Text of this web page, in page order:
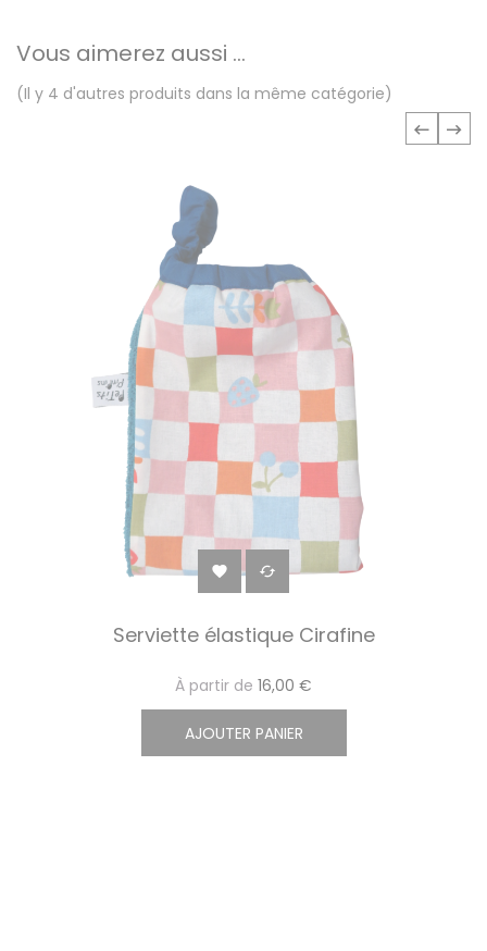
Vous aimerez aussi ...
(Il y 4 d'autres produits dans la même catégorie)
 
Serviette élastique Cirafine
À partir de 16,00 €
AJOUTER PANIER